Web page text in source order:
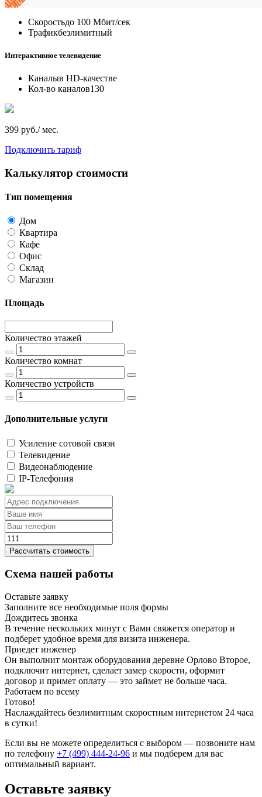
Скоростьдо 100 Мбит/сек
Трафикбезлимитный
Интерактивное телевидение
Каналыв HD-качестве
Кол-во каналов130
399 руб./ мес.
Подключить тариф
Калькулятор стоимости
Тип помещения
Дом
Квартира
Кафе
Офис
Склад
Магазин
Площадь
Количество этажей
Количество комнат
Количество устройств
Дополнительные услуги
Усиление сотовой связи
Телевидение
Видеонаблюдение
IP-Телефония
Рассчитать стоимость
Схема нашей работы
Оставьте заявку
Заполните все необходимые поля формы
Дождитесь звонка
В течение нескольких минут с Вами свяжется оператор и
подберет удобное время для визита инженера.
Приедет инженер
Он выполнит монтаж оборудования деревне Орлово Второе,
подключит интернет, сделает замер скорости, оформит
договор и примет оплату — это займет не больше часа.
Работаем по всему
Готово!
Наслаждайтесь безлимитным скоростным интернетом 24 часа
в сутки!
Если вы не можете определиться с выбором — позвоните нам
по телефону +7 (499) 444-24-96 и мы подберем для вас
оптимальный вариант.
Оставьте заявку